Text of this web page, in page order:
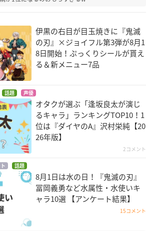
伊黒の右目が目玉焼きに『鬼滅
の刃』×ジョイフル第3弾が8月1
8日開始！ぷっくりシールが貰え
る＆新メニュー7品
話題 声優
オタクが選ぶ「逢坂良太が演じ
るキャラ」ランキングTOP10！1
位は『ダイヤのA』沢村栄純【20
26年版】
2コメント
話題
8月1日は水の日！『鬼滅の刃』
冨岡義勇など水属性・水使いキ
ャラ10選 【アンケート結果】
15コメント